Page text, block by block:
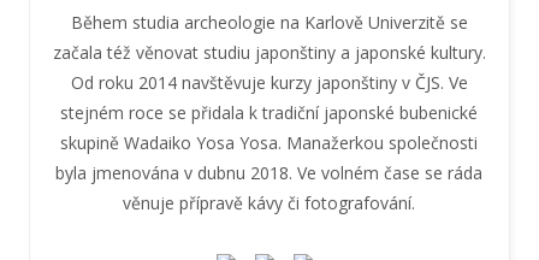
Během studia archeologie na Karlově Univerzitě se
začala též věnovat studiu japonštiny a japonské kultury.
Od roku 2014 navštěvuje kurzy japonštiny v ČJS. Ve
stejném roce se přidala k tradiční japonské bubenické
skupině Wadaiko Yosa Yosa. Manažerkou společnosti
byla jmenována v dubnu 2018. Ve volném čase se ráda
věnuje přípravě kávy či fotografování.